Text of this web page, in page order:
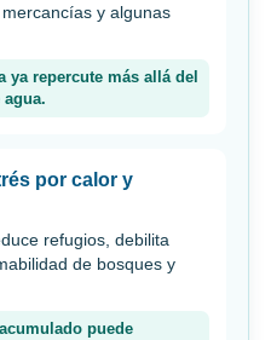
y algunas
ya repercute más allá del
por calor y
refugios, debilita
de bosques y
puede